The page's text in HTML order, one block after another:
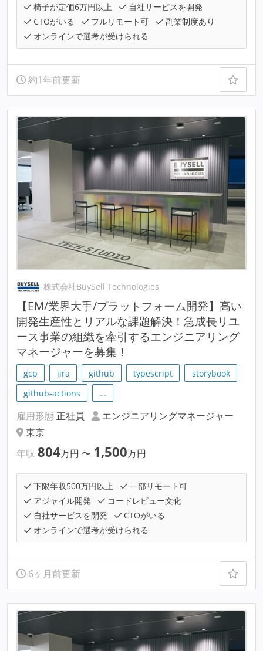
椅子が定価6万円以上
自社サービスを開発
CTOがいる
フルリモート可
副業制度あり
オンラインで選考が受けられる
約1年前更新
株式会社BuySell Technologies
【EM/業界大手/プラットフォーム開発】高い
開発生産性とリアルな課題解決！急成長リユ
ース事業の組織を牽引するエンジニアリング
マネージャーを募集！
gcp jira github typescript
storybook
github-actions
…
雇用形態 正社員
エンジニアリングマネージャー
東京
年収 804万円 〜 1,500万円
下限年収500万円以上
一部リモート可
アジャイル開発
コードレビュー文化
自社サービスを開発
CTOがいる
オンラインで選考が受けられる
6ヶ月前更新